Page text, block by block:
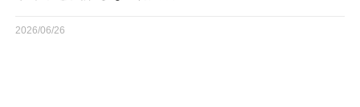
2026/06/26